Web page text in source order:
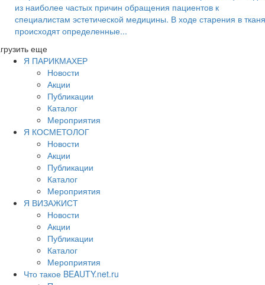
из наиболее частых причин обращения пациентов к
специалистам эстетической медицины. В ходе старения в
происходят определенные...
еще
Я ПАРИКМАХЕР
Новости
Акции
Публикации
Каталог
Мероприятия
Я КОСМЕТОЛОГ
Новости
Акции
Публикации
Каталог
Мероприятия
Я ВИЗАЖИСТ
Новости
Акции
Публикации
Каталог
Мероприятия
Что такое BEAUTY.net.ru